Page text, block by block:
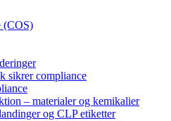
(COS)
sikrer compliance
– materialer og kemikalier
og CLP etiketter